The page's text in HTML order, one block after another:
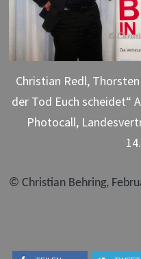
Christian Redl,
der Tod Euch scheidet“
Photocall,
© Christian Behring,